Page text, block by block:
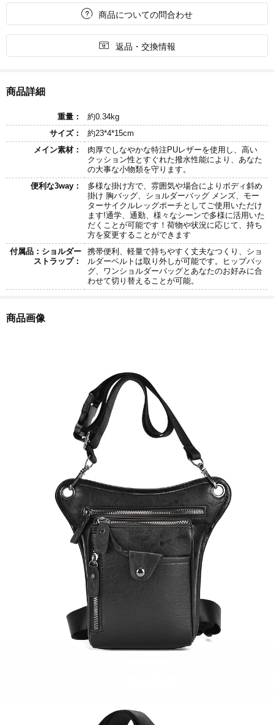
 商品についての問合わせ
 返品・交換情報
商品詳細
重量：
約0.34kg
サイズ：
約23*4*15cm
メイン素材：
肉厚でしなやかな特注PUレザーを使用し、高い
クッション性とすぐれた撥水性能により、あなた
の大事な小物類を守ります。
便利な3way：
多様な掛け方で、雰囲気や場合によりボディ斜め
掛け 胸バッグ、ショルダーバッグ メンズ、モー
ターサイクルレッグポーチとしてご使用いただけ
ます!通学、通勤、様々なシーンで多様に活用いた
だくことが可能です！荷物や状況に応じて、持ち
方を変更することができます
付属品：ショルダー
ストラップ：
携帯便利、軽量で持ちやすく丈夫なつくり、ショ
ルダーベルトは取り外しが可能です。ヒップバッ
グ、ワンショルダーバッグとあなたのお好みに合
わせて切り替えることが可能。
商品画像